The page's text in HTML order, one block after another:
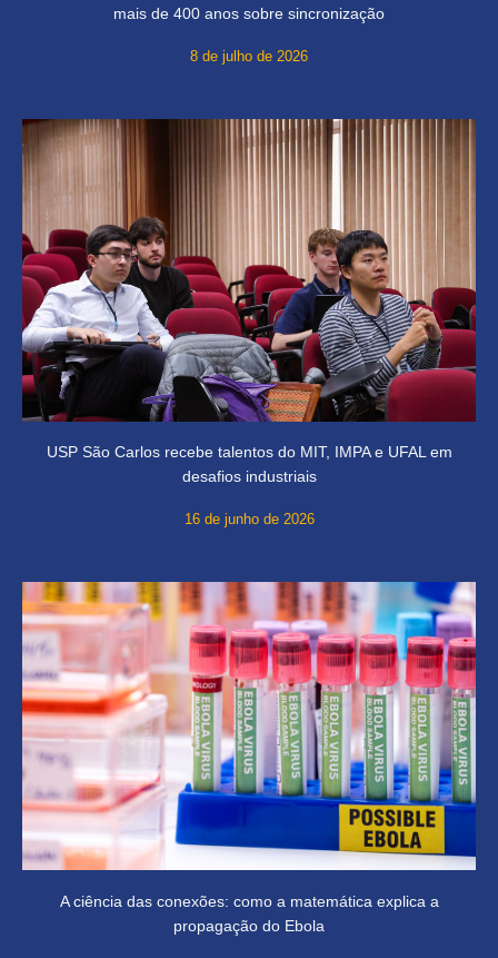
mais de 400 anos sobre sincronização
8 de julho de 2026
USP São Carlos recebe talentos do MIT, IMPA e UFAL em
desafios industriais
16 de junho de 2026
A ciência das conexões: como a matemática explica a
propagação do Ebola